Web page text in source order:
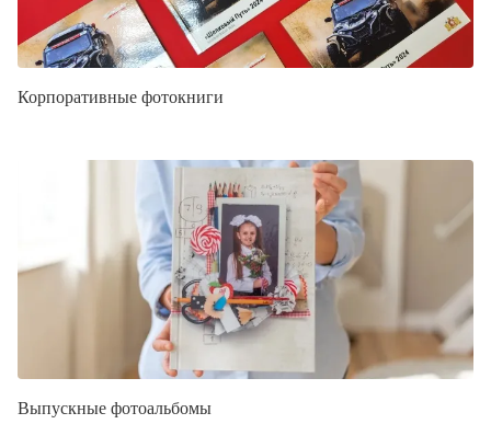
Корпоративные фотокниги
Выпускные фотоальбомы